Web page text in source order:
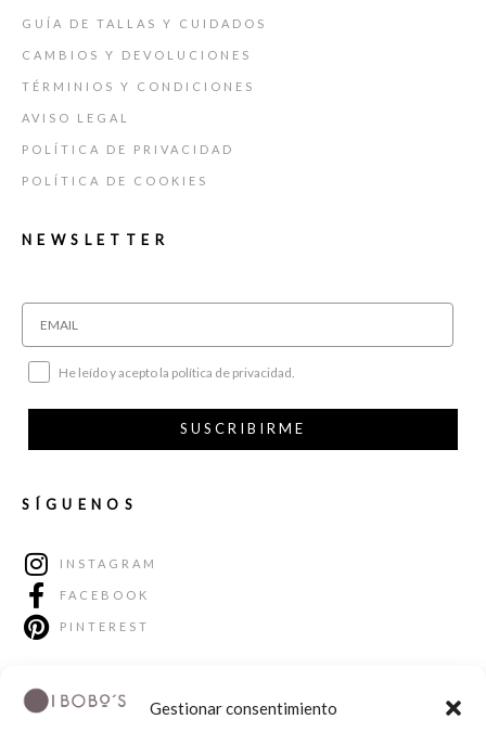
Gestionar consentimiento
GUÍA DE TALLAS Y CUIDADOS
CAMBIOS Y DEVOLUCIONES
TÉRMINIOS Y CONDICIONES
AVISO LEGAL
POLÍTICA DE PRIVACIDAD
POLÍTICA DE COOKIES
NEWSLETTER
He leído y acepto la política de privacidad.
SUSCRIBIRME
SÍGUENOS
INSTAGRAM
FACEBOOK
PINTEREST